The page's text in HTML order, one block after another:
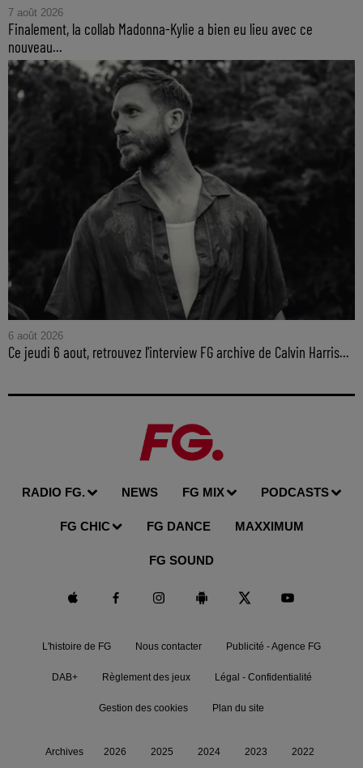
7 août 2026
Finalement, la collab Madonna-Kylie a bien eu lieu avec ce
nouveau...
6 août 2026
Ce jeudi 6 aout, retrouvez l'interview FG archive de Calvin Harris...
RADIO FG. NEWS FG MIX PODCASTS
FG CHIC FG DANCE MAXXIMUM
FG SOUND
L'histoire de FG Nous contacter Publicité - Agence FG
DAB+ Règlement des jeux Légal - Confidentialité
Gestion des cookies Plan du site
Archives 2026 2025 2024 2023 2022